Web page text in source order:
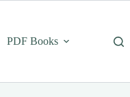
PDF Books